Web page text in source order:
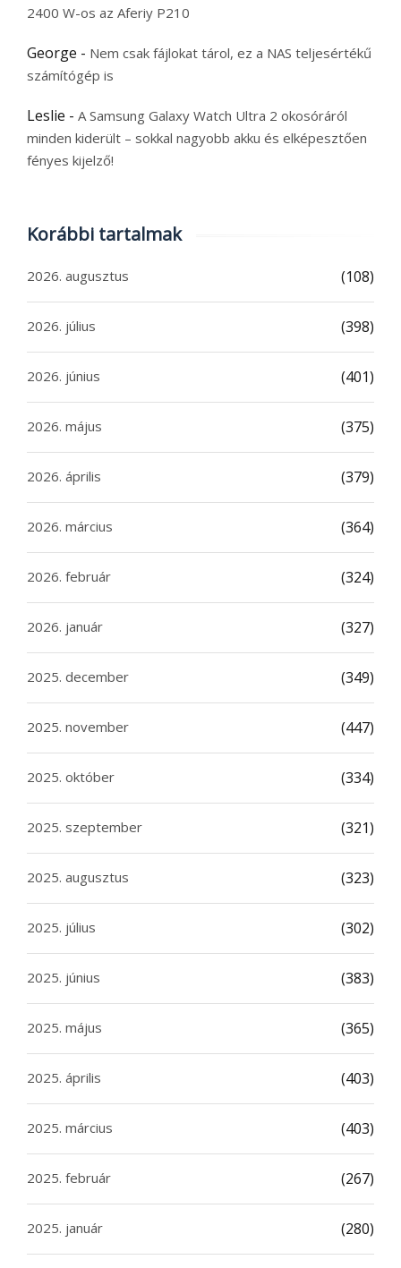
2400 W-os az Aferiy P210
George - Nem csak fájlokat tárol, ez a NAS teljesértékű
számítógép is
Leslie - A Samsung Galaxy Watch Ultra 2 okosóráról
minden kiderült – sokkal nagyobb akku és elképesztően
fényes kijelző!
Korábbi tartalmak
2026. augusztus (108)
2026. július (398)
2026. június (401)
2026. május (375)
2026. április (379)
2026. március (364)
2026. február (324)
2026. január (327)
2025. december (349)
2025. november (447)
2025. október (334)
2025. szeptember (321)
2025. augusztus (323)
2025. július (302)
2025. június (383)
2025. május (365)
2025. április (403)
2025. március (403)
2025. február (267)
2025. január (280)